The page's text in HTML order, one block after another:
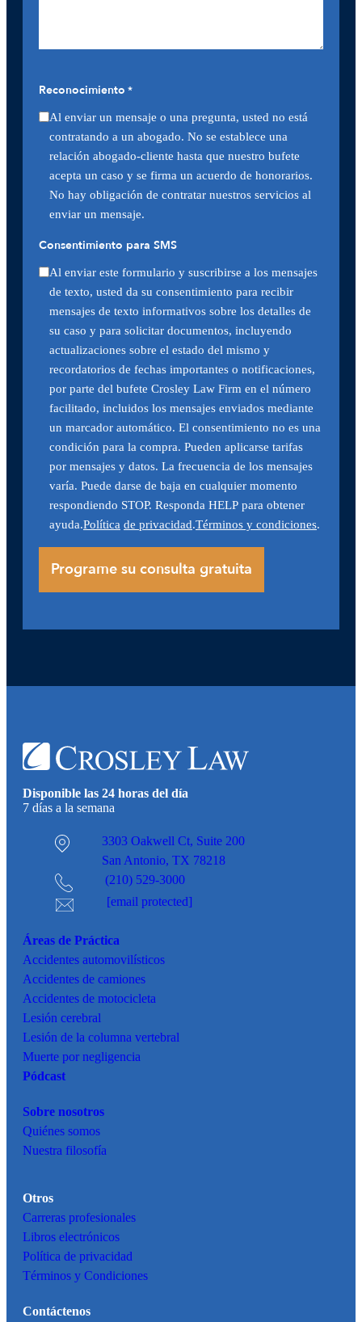
Reconocimiento *
Al enviar un mensaje o una pregunta, usted no está
contratando a un abogado. No se establece una
relación abogado-cliente hasta que nuestro bufete
acepta un caso y se firma un acuerdo de honorarios.
No hay obligación de contratar nuestros servicios al
enviar un mensaje.
Consentimiento para SMS
Al enviar este formulario y suscribirse a los mensajes
de texto, usted da su consentimiento para recibir
mensajes de texto informativos sobre los detalles de
su caso y para solicitar documentos, incluyendo
actualizaciones sobre el estado del mismo y
recordatorios de fechas importantes o notificaciones,
por parte del bufete Crosley Law Firm en el número
facilitado, incluidos los mensajes enviados mediante
un marcador automático. El consentimiento no es una
condición para la compra. Pueden aplicarse tarifas
por mensajes y datos. La frecuencia de los mensajes
varía. Puede darse de baja en cualquier momento
respondiendo STOP. Responda HELP para obtener
ayuda.Política de privacidad.Términos y condiciones.
Disponible las 24 horas del día
7 días a la semana
3303 Oakwell Ct, Suite 200
San Antonio, TX 78218
(210) 529-3000
[email protected]
Áreas de Práctica
Accidentes automovilísticos
Accidentes de camiones
Accidentes de motocicleta
Lesión cerebral
Lesión de la columna vertebral
Muerte por negligencia
Pódcast
Sobre nosotros
Quiénes somos
Nuestra filosofía
Otros
Carreras profesionales
Libros electrónicos
Política de privacidad
Términos y Condiciones
Contáctenos